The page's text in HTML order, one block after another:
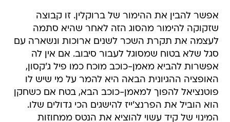
אפשר להבין את ההימור של ברוקלין. זו קבוצה
שזקוקה להימור מהסוג הזה לאחר שהיא סתמה
לעצמה את תקרת השכר לשנים ארוכות ונשארה עם
סגל שלא בטוח שמסוגל לעבור סיבוב. אם אין לה
אפשרות להביא מאמן-כוכב מוכח כמו פיל ג'קסון,
האופציה ההגיונית הבאה היא להמר על מי שיש לו
פוטנציאל להפוך למאמן-כוכב הבא, בטח אם כשחקן
הוא הוביל את הפרנצ'ייז להישגים הכי גדולים שלו.
המינוי של קיד עשוי להוציא את הנטס ממחוזות